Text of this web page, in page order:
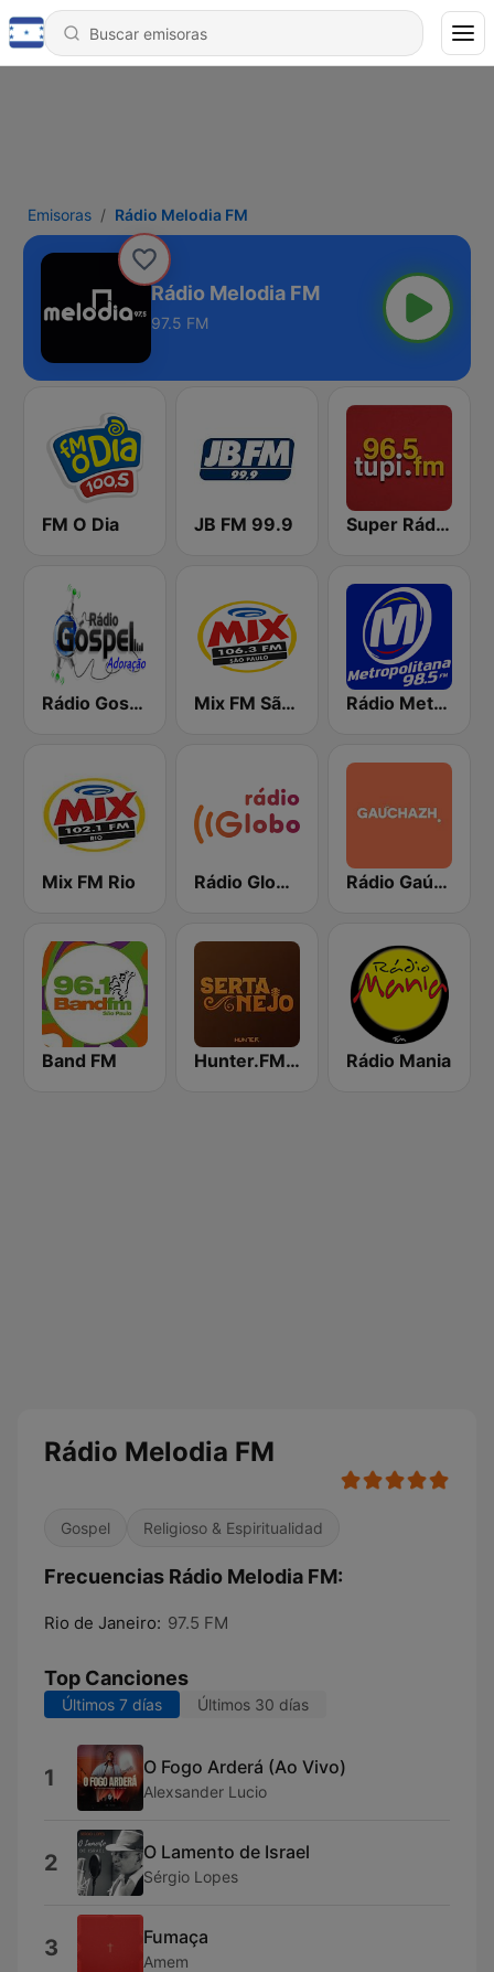
Emisoras Rádio Melodia FM
Rádio Melodia FM
97.5 FM
FM O Dia JB FM 99.9 Super Rádio Tupi
Rádio Gospel Adoração Mix FM São Paulo Rádio Metropolitana 98.5 FM
Mix FM Rio Rádio Globo RJ Rádio Gaúcha ZH
Band FM Hunter.FM - Sertanejo Rádio Mania
Rádio Melodia FM
Gospel Religioso & Espiritualidad
Frecuencias Rádio Melodia FM:
Rio de Janeiro: 97.5 FM
Top Canciones
Últimos 7 días Últimos 30 días
1 O Fogo Arderá (Ao Vivo)
Alexsander Lucio
2 O Lamento de Israel
Sérgio Lopes
3 Fumaça
Amem